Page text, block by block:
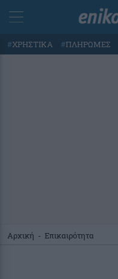
#ΧΡΗΣΤΙΚΑ #ΠΛΗΡΩΜΕΣ
Αρχική - Επικαιρότητα